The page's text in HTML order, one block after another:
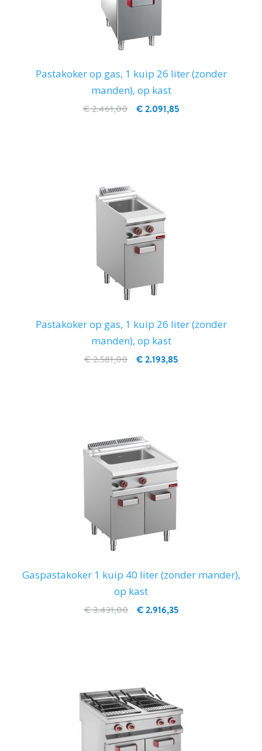
Pastakoker op gas, 1 kuip 26 liter (zonder
manden), op kast
€ 2.091,85
€ 2.461,00
Pastakoker op gas, 1 kuip 26 liter (zonder
manden), op kast
€ 2.193,85
€ 2.581,00
Gaspastakoker 1 kuip 40 liter (zonder mander),
op kast
€ 2.916,35
€ 3.431,00